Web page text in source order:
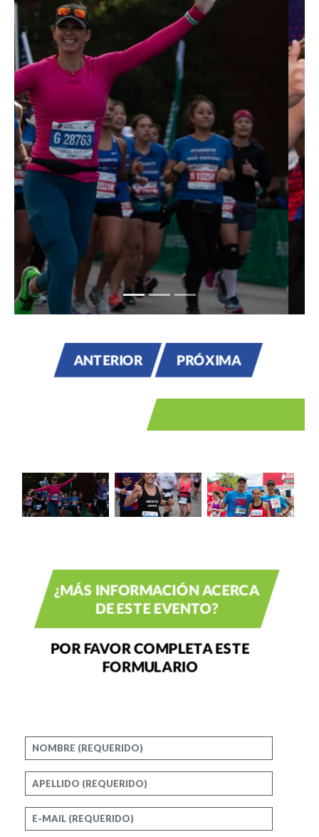
PRÓXIMA
ANTERIOR
¿MÁS INFORMACIÓN ACERCA
DE ESTE EVENTO?
POR FAVOR COMPLETA ESTE
FORMULARIO